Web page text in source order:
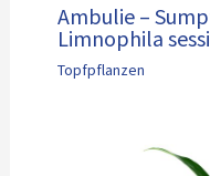
Ambulie –
Limnophila
Topfpflanzen